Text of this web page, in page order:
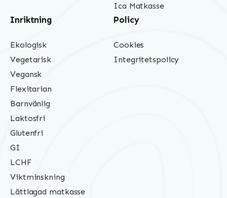
Ica Matkasse
Inriktning
Ekologisk
Vegetarisk
Vegansk
Flexitarian
Barnvänlig
Laktosfri
Glutenfri
GI
LCHF
Viktminskning
Lättlagad matkasse
Policy
Cookies
Integritetspolicy